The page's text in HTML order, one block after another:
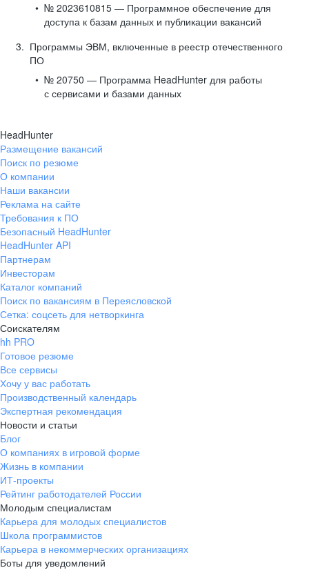
№ 2023610815 — Программное обеспечение для
доступа к базам данных и публикации вакансий
Программы ЭВМ, включенные в реестр отечественного
ПО
№ 20750 — Программа HeadHunter для работы
с сервисами и базами данных
HeadHunter
Размещение вакансий
Поиск по резюме
О компании
Наши вакансии
Реклама на сайте
Требования к ПО
Безопасный HeadHunter
HeadHunter API
Партнерам
Инвесторам
Каталог компаний
Поиск по вакансиям в Переясловской
Сетка: соцсеть для нетворкинга
Соискателям
hh PRO
Готовое резюме
Все сервисы
Хочу у вас работать
Производственный календарь
Экспертная рекомендация
Новости и статьи
Блог
О компаниях в игровой форме
Жизнь в компании
ИТ-проекты
Рейтинг работодателей России
Молодым специалистам
Карьера для молодых специалистов
Школа программистов
Карьера в некоммерческих организациях
Боты для уведомлений